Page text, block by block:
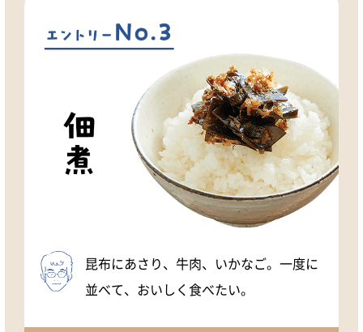
昆布にあさり、牛肉、いかなご。一度に
並べて、おいしく食べたい。